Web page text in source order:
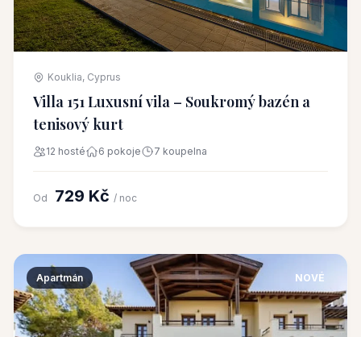
Kouklia, Cyprus
Villa 151 Luxusní vila – Soukromý bazén a
tenisový kurt
12 hosté 6 pokoje 7 koupelna
Od 729 Kč / noc
Apartmán NOVÉ